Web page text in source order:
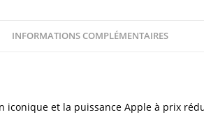
INFORMATIONS COMPLÉMENTAIRES
iconique et la puissance Apple à prix